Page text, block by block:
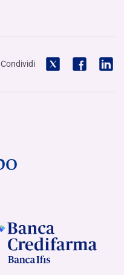
Condividi